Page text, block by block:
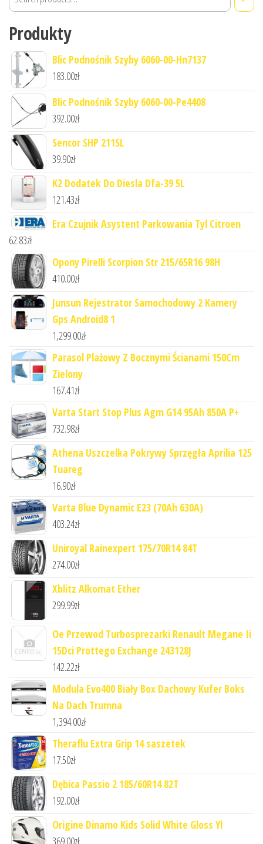
Produkty
Blic Podnośnik Szyby 6060-00-Hn7137
183.00zł
Blic Podnośnik Szyby 6060-00-Pe4408
392.00zł
Sencor SHP 211SL
39.90zł
K2 Dodatek Do Diesla Dfa-39 5L
121.43zł
Era Czujnik Asystent Parkowania Tyl Citroen
62.83zł
Opony Pirelli Scorpion Str 215/65R16 98H
410.00zł
Junsun Rejestrator Samochodowy 2 Kamery
Gps Android8 1
1,299.00zł
Parasol Plażowy Z Bocznymi Ścianami 150Cm
Zielony
167.41zł
Varta Start Stop Plus Agm G14 95Ah 850A P+
732.98zł
Athena Uszczelka Pokrywy Sprzęgła Aprilia 125
Tuareg
16.90zł
Varta Blue Dynamic E23 (70Ah 630A)
403.24zł
Uniroyal Rainexpert 175/70R14 84T
274.00zł
Xblitz Alkomat Ether
299.99zł
Oe Przewod Turbosprezarki Renault Megane Ii
15Dci Prottego Exchange 243128J
142.22zł
Modula Evo400 Biały Box Dachowy Kufer Boks
Na Dach Trumna
1,394.00zł
Theraflu Extra Grip 14 saszetek
17.50zł
Dębica Passio 2 185/60R14 82T
192.00zł
Origine Dinamo Kids Solid White Gloss Yl
369.00zł